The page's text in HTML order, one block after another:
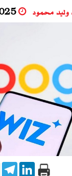
وليد محمود
WhatsAppTelegramLinkedIn